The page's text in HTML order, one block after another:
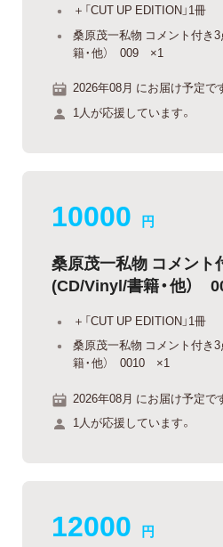
＋「CUT UP EDITION」1冊
桑原茂一私物 コメント付き
籍・他） 009 ×1
2026年08月 にお届け予定で
1人が応援しています。
10000 円
桑原茂一私物 コメント
(CD/Vinyl/書籍・他）
＋「CUT UP EDITION」1冊
桑原茂一私物 コメント付き
籍・他） 0010 ×1
2026年08月 にお届け予定で
1人が応援しています。
12000 円